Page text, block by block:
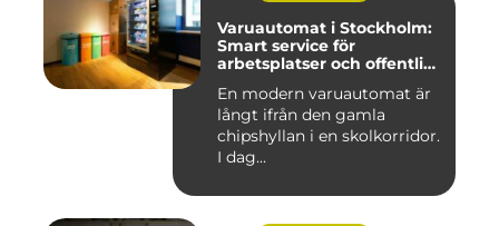
Varuautomat i Stockholm:
Smart service för
arbetsplatser och offentliga
En modern varuautomat är
långt ifrån den gamla
chipshyllan i en skolkorridor.
I dag...